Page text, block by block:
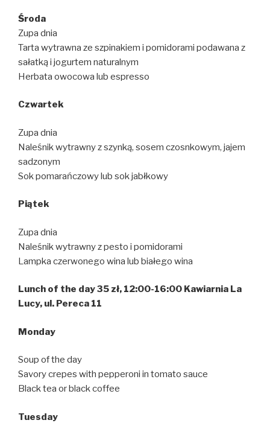
Środa
Zupa dnia
Tarta wytrawna ze szpinakiem i pomidorami podawana z
sałatką i jogurtem naturalnym
Herbata owocowa lub espresso
Czwartek
Zupa dnia
Naleśnik wytrawny z szynką, sosem czosnkowym, jajem
sadzonym
Sok pomarańczowy lub sok jabłkowy
Piątek
Zupa dnia
Naleśnik wytrawny z pesto i pomidorami
Lampka czerwonego wina lub białego wina
Lunch of the day 35 zł, 12:00-16:00 Kawiarnia La
Lucy, ul. Pereca 11
Monday
Soup of the day
Savory crepes with pepperoni in tomato sauce
Black tea or black coffee
Tuesday